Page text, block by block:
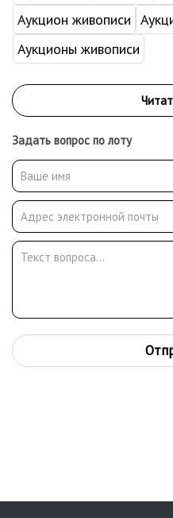
Аукцион живописи
Аукционы живописи
Задать вопрос по лоту